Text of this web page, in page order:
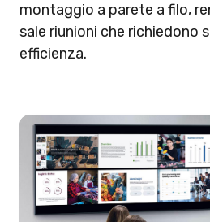
montaggio a parete a filo,
sale riunioni che richiedono
efficienza.